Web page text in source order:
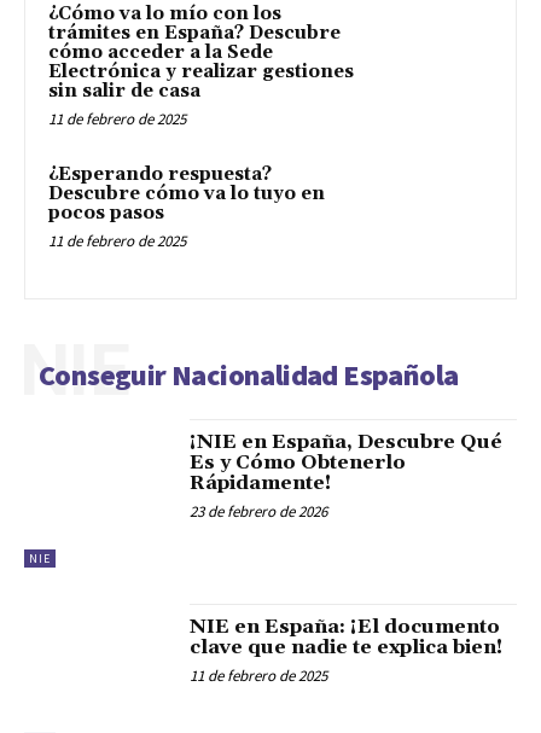
¿Cómo va lo mío con los
trámites en España? Descubre
cómo acceder a la Sede
Electrónica y realizar gestiones
sin salir de casa
11 de febrero de 2025
¿Esperando respuesta?
Descubre cómo va lo tuyo en
pocos pasos
11 de febrero de 2025
Conseguir Nacionalidad Española
NIE
NIE
¡NIE en España, Descubre Qué
Es y Cómo Obtenerlo
Rápidamente!
23 de febrero de 2026
NIE en España: ¡El documento
clave que nadie te explica bien!
11 de febrero de 2025